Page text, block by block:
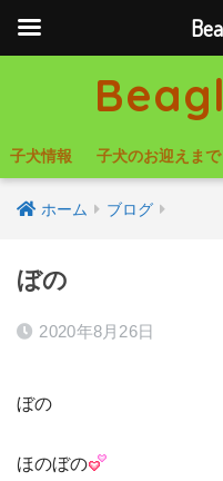
子犬情報 子犬のお迎えまで
ホーム ブログ
ぼの
2020年8月26日
ぼの
ほのぼの